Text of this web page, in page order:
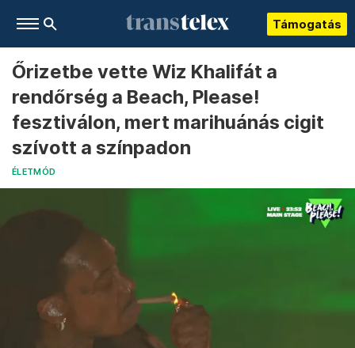
Támogatás
Őrizetbe vette Wiz Khalifát a
rendőrség a Beach, Please!
fesztiválon, mert marihuánás cigit
szívott a színpadon
ÉLETMÓD